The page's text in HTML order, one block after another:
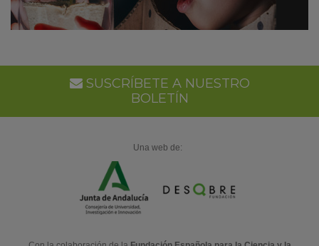
SUSCRÍBETE A NUESTRO
BOLETÍN
Una web de: